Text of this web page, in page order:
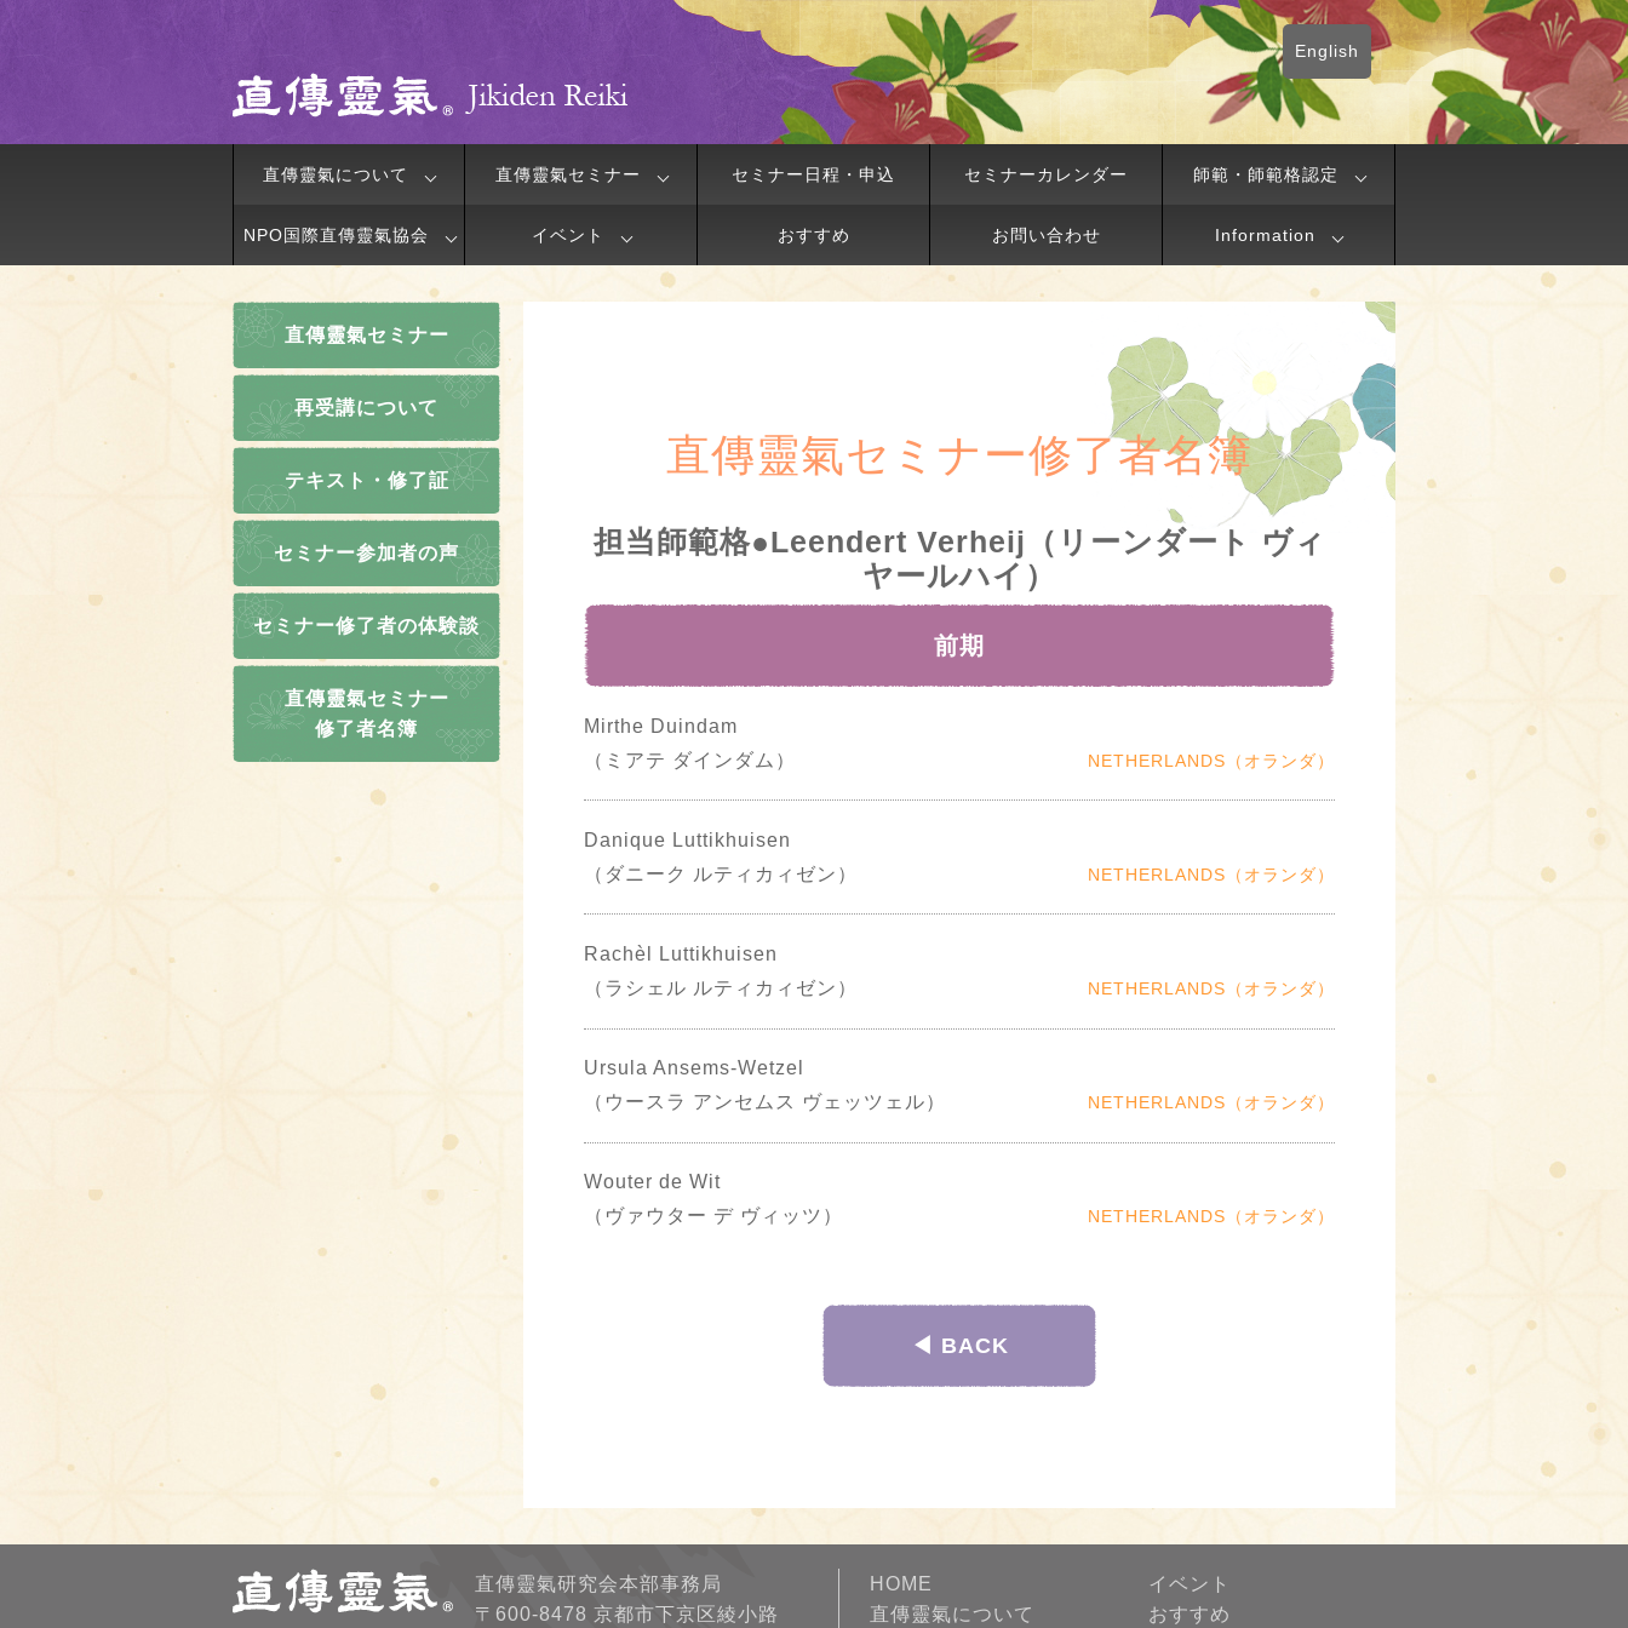
English
直傳靈氣について 直傳靈氣セミナー セミナー日程・申込 セミナーカレンダー 師範・師範格認定
NPO国際直傳靈氣協会 イベント おすすめ お問い合わせ Information
直傳靈氣セミナー
再受講について
テキスト・修了証
セミナー参加者の声
セミナー修了者の体験談
直傳靈氣セミナー
修了者名簿
直傳靈氣セミナー修了者名簿
担当師範格●Leendert Verheij（リーンダート ヴィ
ヤールハイ）
前期
Mirthe Duindam
（ミアテ ダインダム）
NETHERLANDS（オランダ）
Danique Luttikhuisen
（ダニーク ルティカィゼン）
NETHERLANDS（オランダ）
Rachèl Luttikhuisen
（ラシェル ルティカィゼン）
NETHERLANDS（オランダ）
Ursula Ansems-Wetzel
（ウースラ アンセムス ヴェッツェル）
NETHERLANDS（オランダ）
Wouter de Wit
（ヴァウター デ ヴィッツ）
NETHERLANDS（オランダ）
◀︎ BACK
直傳靈氣研究会本部事務局
〒600-8478 京都市下京区綾小路
HOME
直傳靈氣について
イベント
おすすめ